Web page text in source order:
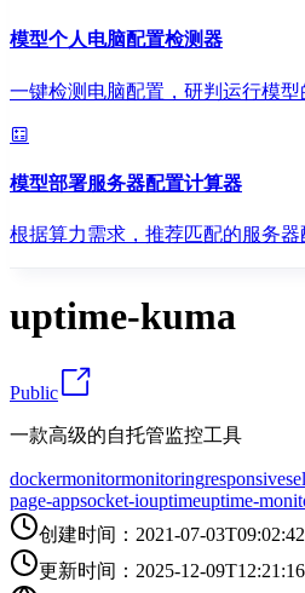
模型个人电脑配置检测器
一键检测电脑配置，研判运行模型
模型部署服务器配置计算器
根据算力需求，推荐匹配的服务器
uptime-kuma
Public
一款高级的自托管监控工具
dockermonitormonitoringresponsive
page-appsocket-iouptimeuptime-
创建时间 ： 2021-07-03T09:02:42
更新时间 ： 2025-12-09T12:21:16